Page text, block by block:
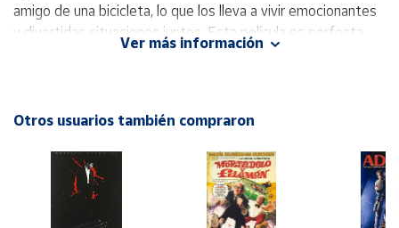
Área
vendedor
Área
Ubicación
amigo de una bicicleta, lo que los lleva a vivir emocionantes
y divertidas situaciones juntos. Esta película es perfecta
para toda la familia, llena de aventura, amistad y valores
Ver más información
Otros usuarios también compraron